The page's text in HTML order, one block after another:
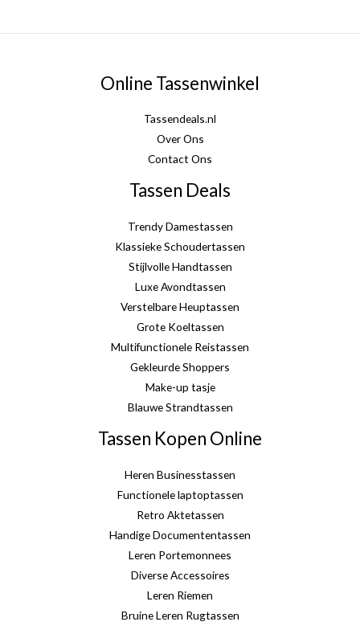
Online Tassenwinkel
Tassendeals.nl
Over Ons
Contact Ons
Tassen Deals
Trendy Damestassen
Klassieke Schoudertassen
Stijlvolle Handtassen
Luxe Avondtassen
Verstelbare Heuptassen
Grote Koeltassen
Multifunctionele Reistassen
Gekleurde Shoppers
Make-up tasje
Blauwe Strandtassen
Tassen Kopen Online
Heren Businesstassen
Functionele laptoptassen
Retro Aktetassen
Handige Documententassen
Leren Portemonnees
Diverse Accessoires
Leren Riemen
Bruine Leren Rugtassen